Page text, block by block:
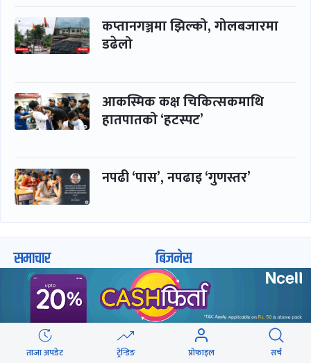
कप्तानगञ्जमा झिल्को, गोलबजारमा
डढेलो
आकस्मिक कक्ष चिकित्सकमाथि
हातपातको ‘हटस्पट’
नपढी ‘पास’, नपढाइ ‘गुणस्तर’
ताजा अपडेट ट्रेन्डिङ प्रोफाइल सर्च
समाचार
समाज
विचार/ब्लग
साहित्य
अन्तर्वार्ता
बिजनेस
बजार
पर्यटन
बैंक / वित्त